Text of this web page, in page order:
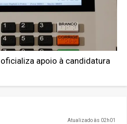
oficializa apoio à candidatura
Atualizado às 02h01